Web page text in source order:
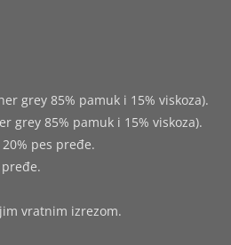
grey 85% pamuk i 15% viskoza).
grey 85% pamuk i 15% viskoza).
pes pređe.
vratnim izrezom.